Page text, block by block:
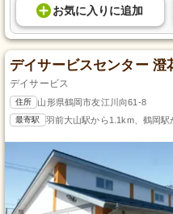
お気に入り に追加
デイサービスセンター 澄
デイサービス
住所 山形県鶴岡市友江川向61-8
最寄駅 羽前大山駅から1.1km、鶴岡